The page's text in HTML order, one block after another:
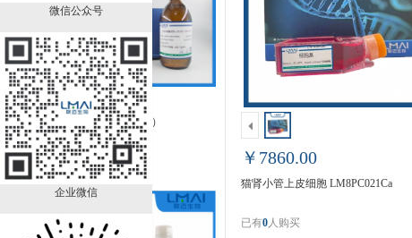
微信公众号
企业微信
DNA抽提试剂＝
25:24:1（PH>7.8）
LM80124ER
￥890.00
已有90 人购买 ￥7860.00
猫肾小管上皮细胞 LM8PC021Ca
已有0人购买